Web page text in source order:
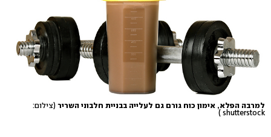
למרבה הפלא, אימון כוח גורם גם לעלייה בבניית חלבוני השריר (צילום:
shutterstock )